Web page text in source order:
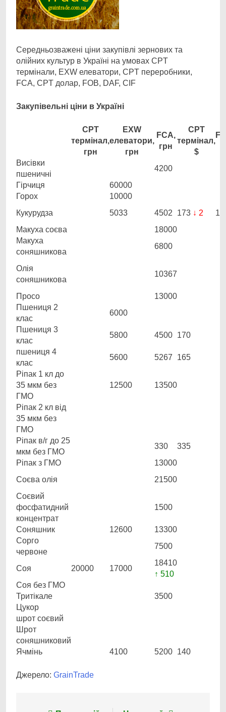
Середньозважені ціни закупівлі зернових та
олійних культур в Україні на умовах CPT
термінали, EXW елеватори, CPT переробники,
FCA, CPT долар, FOB, DAF, CIF
Закупівельні ціни в Україні
CPT
термінал,
грн
EXW
елеватори,
грн
FCA,
грн
CPT
термінал,
$
Висівки
пшеничні
4200
Гірчиця
60000
Горох
10000
Кукурудза
5033 4502 173 ↓ 2
Макуха соєва
18000
Макуха
соняшникова
6800
Олія
соняшникова
10367
Просо
13000
Пшениця 2
клас
6000
Пшениця 3
клас
5800 4500 170
пшениця 4
клас
5600 5267
165
Ріпак 1 кл до
35 мкм без
ГМО
12500 13500
Ріпак 2 кл від
35 мкм без
ГМО
Ріпак в/г до 25
мкм без ГМО
330
335
Ріпак з ГМО
13000
Соєва олія
21500
Соєвий
фосфатидний
концентрат
1500
Соняшник 12600
13300
Сорго
червоне
7500
Соя 20000 17000
18410
↑ 510
Соя без ГМО
Тритікале
3500
Цукор
шрот соєвий
Шрот
соняшниковий
Ячмінь
4100 5200 140
Джерело: GrainTrade